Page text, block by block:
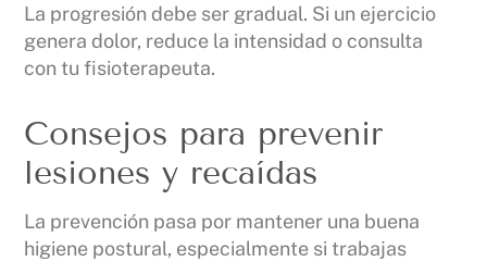
La progresión debe ser gradual. Si un ejercicio
genera dolor, reduce la intensidad o consulta
con tu fisioterapeuta.
Consejos para prevenir
lesiones y recaídas
La prevención pasa por mantener una buena
higiene postural, especialmente si trabajas